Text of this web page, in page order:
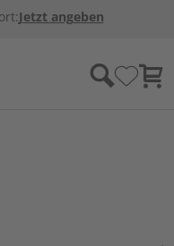
Jetzt angeben